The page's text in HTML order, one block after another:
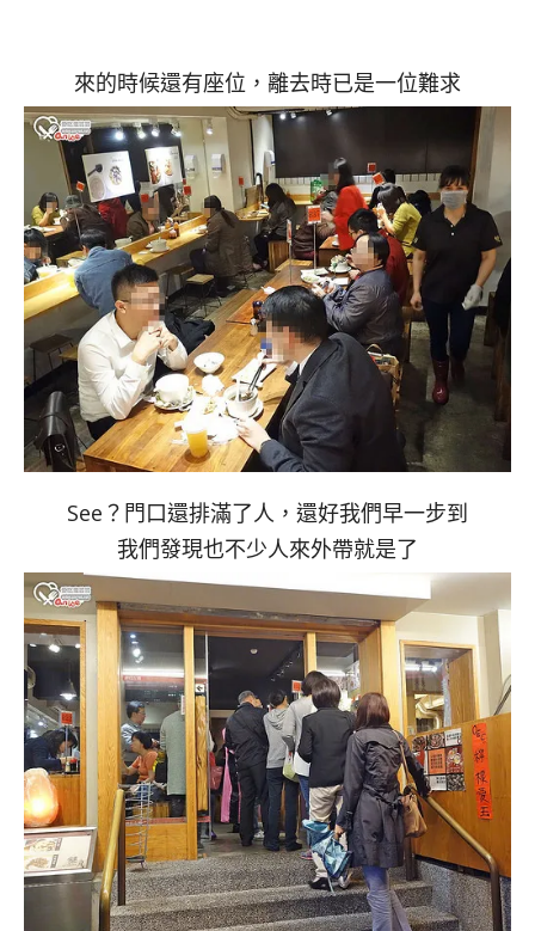
來的時候還有座位，離去時已是一位難求
See？門口還排滿了人，還好我們早一步到
我們發現也不少人來外帶就是了